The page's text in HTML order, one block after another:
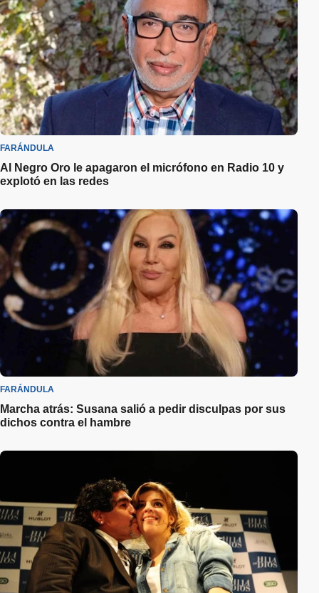
FARÁNDULA
Al Negro Oro le apagaron el micrófono en Radio 10 y
explotó en las redes
FARÁNDULA
Marcha atrás: Susana salió a pedir disculpas por sus
dichos contra el hambre